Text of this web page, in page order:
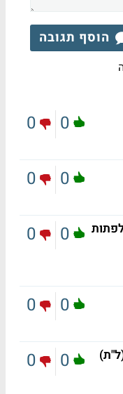
הוסף תגובה
0
0
0
0
0
0
0
0
0
0